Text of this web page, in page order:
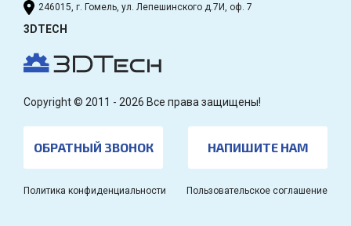
246015, г. Гомель, ул. Лепешинского д.7И, оф. 7
3DTECH
Copyright © 2011 - 2026 Все права защищены!
ОБРАТНЫЙ ЗВОНОК НАПИШИТЕ НАМ
Политика конфиденциальности Пользовательское соглашение